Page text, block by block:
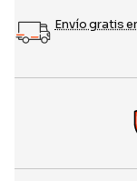
Envío gratis